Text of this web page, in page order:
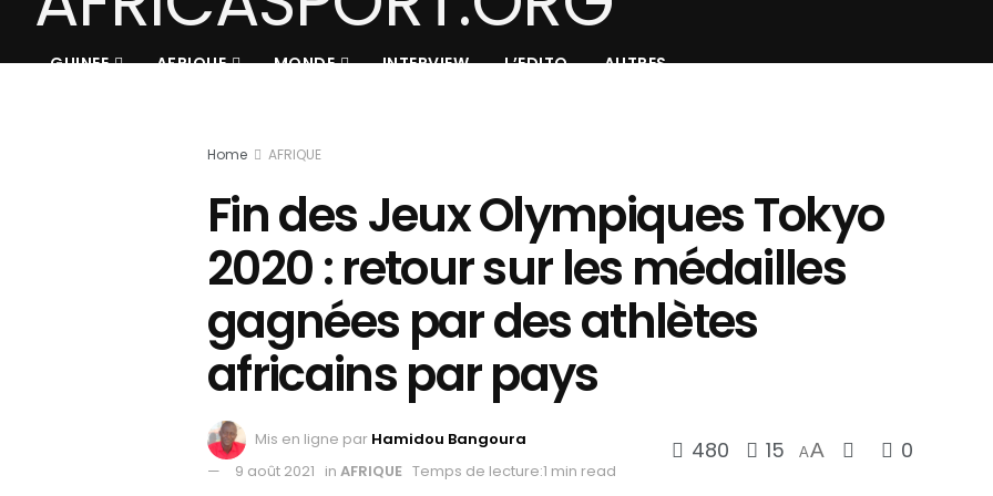
GUINEE AFRIQUE MONDE INTERVIEW L’EDITO AUTRES
Home AFRIQUE
Fin des Jeux Olympiques Tokyo
2020 : retour sur les médailles
gagnées par des athlètes
africains par pays
Mis en ligne par Hamidou Bangoura
9 août 2021 in AFRIQUE Temps de lecture:1 min read
480 15 AA 0